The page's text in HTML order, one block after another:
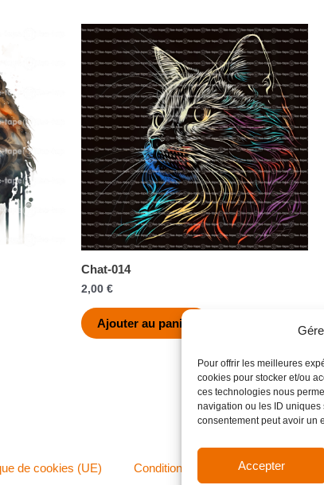
Pour offrir les meilleures
cookies pour stocker et/ou
ces technologies nous
navigation ou les ID uniques
consentement peut avoir un
Accepter
Chat-014
2,00 €
Ajouter au panier
de cookies (UE) Conditions générales de vente